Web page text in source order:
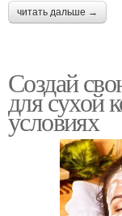
читать дальше →
Создай
для сухой
условиях